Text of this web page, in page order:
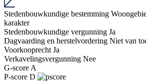
Stedenbouwkundige bestemming
karakter
Stedenbouwkundige vergunning Ja
Dagvaarding en herstelvordering Niet van
Voorkooprecht Ja
Verkavelingsvergunning Nee
G-score A
P-score D